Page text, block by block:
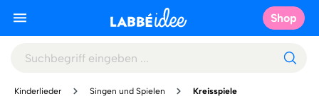
Shop
Kinderlieder Singen und Spielen Kreisspiele